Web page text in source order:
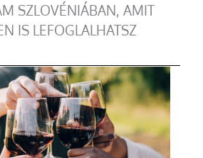
SZLOVÉNIÁBAN, AMIT
IS LEFOGLALHATSZ